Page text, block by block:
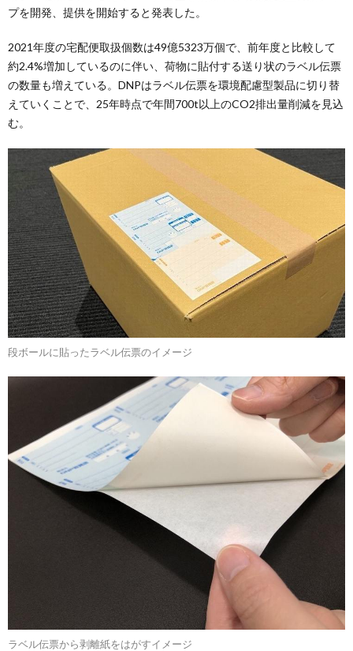
プを開発、提供を開始すると発表した。
2021年度の宅配便取扱個数は49億5323万個で、前年度と比較して
約2.4%増加しているのに伴い、荷物に貼付する送り状のラベル伝票
の数量も増えている。DNPはラベル伝票を環境配慮型製品に切り替
えていくことで、25年時点で年間700t以上のCO2排出量削減を見込
む。
段ボールに貼ったラベル伝票のイメージ
ラベル伝票から剥離紙をはがすイメージ